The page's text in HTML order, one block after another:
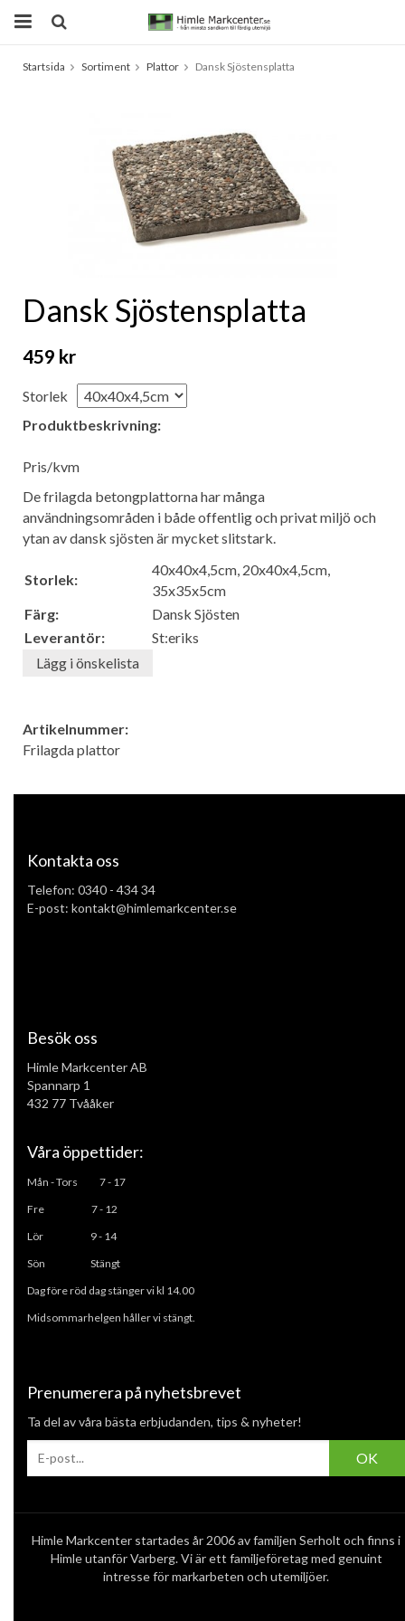
Startsida Sortiment Plattor Dansk Sjöstensplatta
Dansk Sjöstensplatta
459 kr
Storlek
Produktbeskrivning:
Pris/kvm
De frilagda betongplattorna har många
användningsområden i både offentlig och privat miljö och
ytan av dansk sjösten är mycket slitstark.
Storlek:
40x40x4,5cm, 20x40x4,5cm,
35x35x5cm
Färg:
Dansk Sjösten
Leverantör:
St:eriks
Lägg i önskelista
Artikelnummer:
Frilagda plattor
Kontakta oss
Telefon: 0340 - 434 34
E-post: kontakt@himlemarkcenter.se
Besök oss
Himle Markcenter AB
Spannarp 1
432 77 Tvååker
Våra öppettider:
Mån - Tors
7 - 17
Fre 7 - 12
L ör 9 - 14
Sön Stängt
Dag före röd dag stänger vi kl 14.00
Midsommarhelgen håller vi stängt.
Prenumerera på nyhetsbrevet
Ta del av våra bästa erbjudanden, tips & nyheter!
OK
Himle Markcenter startades år 2006 av familjen Serholt och finns i
Himle utanför Varberg. Vi är ett familjeföretag med genuint
intresse för markarbeten och utemiljöer.